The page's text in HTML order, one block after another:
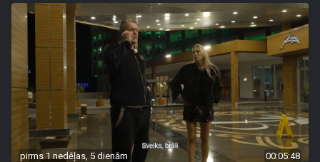
pirms 1 nedēļas, 5 dienām 00:05:48